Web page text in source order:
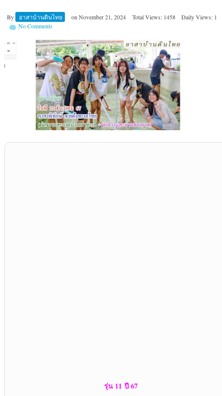
By อาสาบ้านดินไทย on November 21, 2024 Total Views: 1458
Daily Views: 1
No Comments
รุ่น 11 ปี 67